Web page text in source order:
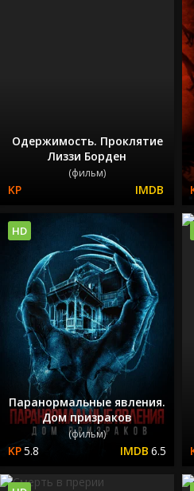
Одержимость. Проклятие
Лиззи Борден
(фильм)
Паранормальные явления.
Дом призраков
(фильм)
5.8 6.5
HD